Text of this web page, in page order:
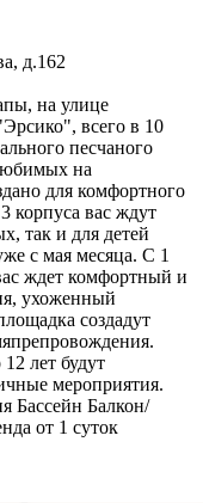
д.162
на улице
всего в 10
песчаного
на
для комфортного
корпуса вас ждут
так и для детей
с мая месяца. С 1
ждет комфортный и
ухоженный
создадут
лет будут
мероприятия.
Бассейн Балкон/
от 1 суток